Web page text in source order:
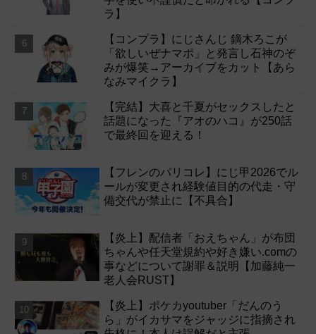
ラ】
【コンプラ】にじさんじ 鏑木ろこが
「欲しいぜナマポ」と発言し石神のぞ
みが爆笑→アーカイブをカット【あら
なみマイクラ】
【完結】大喜と千夏がセックスしたと
話題になった『アオのハコ』が250話
で最終回を迎える！
【フレンのパリコレ】にじ甲2026でル
ールが変更され経験値目的の代走・守
備交代が禁止に【不具合】
【炎上】配信者「おえちゃん」が布団
ちゃんや任天堂規約や好き嫌い.comの
事などについて謝罪＆説明【加藤純一
老人会RUST】
【炎上】ポケカyoutuber「だんのう
ら」がイカサマをジャッジに指摘され